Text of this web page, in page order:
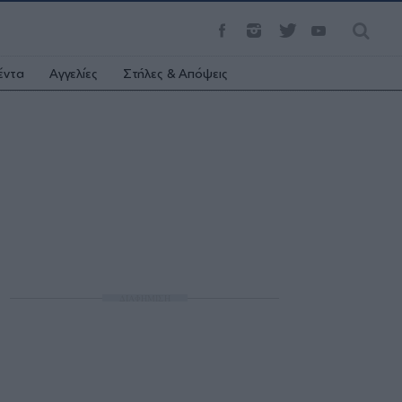
Αγγελίες Στήλες & Απόψεις